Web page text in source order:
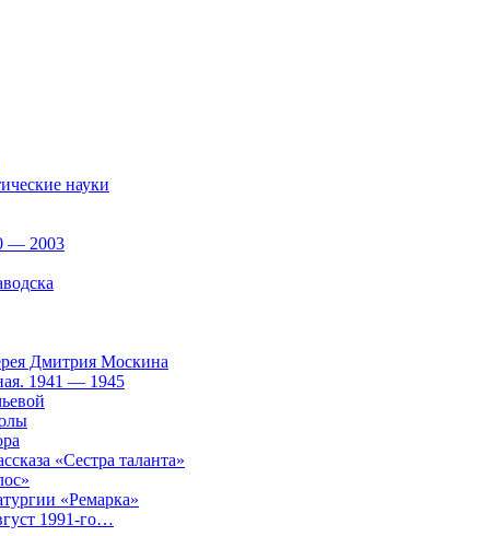
науки
— 2003
Дмитрия Москина
1941 — 1945
«Сестра таланта»
«Ремарка»
1991-го…